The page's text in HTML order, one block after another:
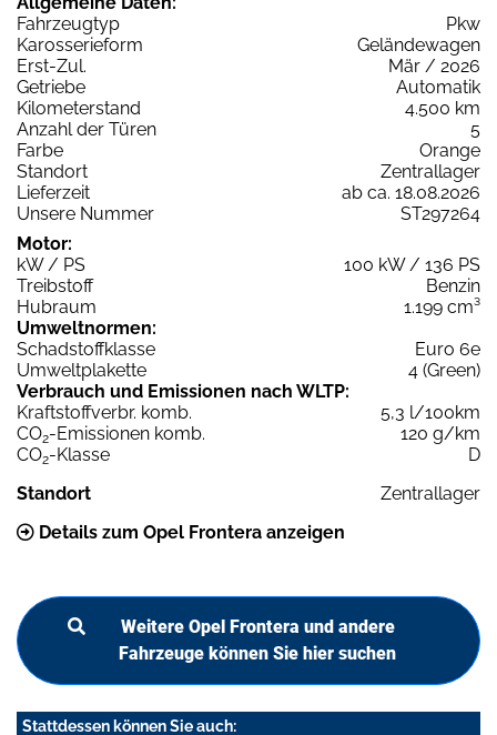
Fahrzeugtyp
Pkw
Karosserieform
Geländewagen
Erst-Zul.
Mär / 2026
Getriebe
Automatik
Kilometerstand
4.500 km
Anzahl der Türen
5
Farbe
Orange
Standort
Zentrallager
Lieferzeit
ab ca. 18.08.2026
Unsere Nummer
ST297264
Motor:
kW / PS
100 kW / 136 PS
Treibstoff
Benzin
Hubraum
1.199 cm³
Umweltnormen:
Schadstoffklasse
Euro 6e
Umweltplakette
4 (Green)
Verbrauch und Emissionen nach WLTP:
Kraftstoffverbr. komb.
5,3 l/100km
CO2-Emissionen komb.
120 g/km
CO2-Klasse
D
Standort
Zentrallager
Details zum Opel Frontera anzeigen
Weitere Opel Frontera und andere
Fahrzeuge können Sie hier suchen
Stattdessen können Sie auch: